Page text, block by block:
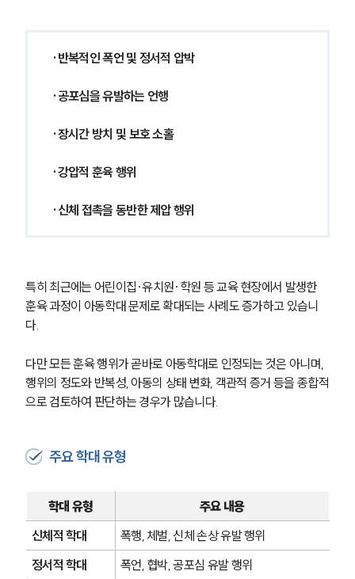
·반복적인 폭언 및 정서적 압박
·공포심을 유발하는 언행
·장시간 방치 및 보호 소홀
·강압적 훈육 행위
·신체 접촉을 동반한 제압 행위
특히 최근에는 어린이집·유치원·학원 등 교육 현장에서 발생한
훈육 과정이 아동학대 문제로 확대되는 사례도 증가하고 있습니
다.
다만 모든 훈육 행위가 곧바로 아동학대로 인정되는 것은 아니며,
행위의 정도와 반복성, 아동의 상태 변화, 객관적 증거 등을 종합적
으로 검토하여 판단하는 경우가 많습니다.
주요 학대 유형
학대 유형
주요 내용
신체적 학대
폭행, 체벌, 신체 손상 유발 행위
정서적 학대
폭언, 협박, 공포심 유발 행위